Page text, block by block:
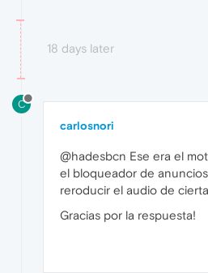
18 days later
C
carlosnori
@hadesbcn Ese era el
el bloqueador de
reroducir el audio de
Gracias por la respuesta!